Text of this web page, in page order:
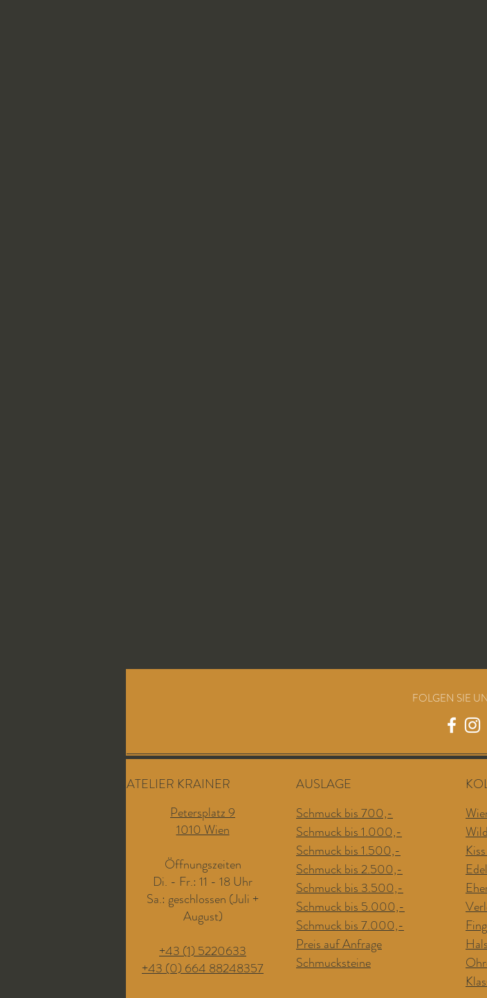
FOLGEN SIE
ATELIER KRAINER
Petersplatz 9
1010 Wien
Öffnungszeiten
Di. - Fr.: 11 - 18 Uhr
Sa.: geschlossen (Juli +
August)
+43 (1) 5220633
+43 (0) 664 88248357
AUSLAGE
Schmuck bis 700,-
Schmuck bis 1.000,-
Schmuck bis 1.500,-
Schmuck bis 2.500,-
Schmuck bis 3.500,-
Schmuck bis 5.000,-
Schmuck bis 7.000,-
Preis auf Anfrage
Schmucksteine